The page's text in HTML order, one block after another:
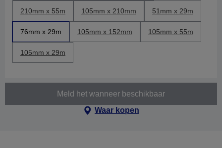
210mm x 55m 105mm x 210mm 51mm x 29m
76mm x 29m 105mm x 152mm 105mm x 55m
105mm x 29m
Meld het wanneer beschikbaar
Waar kopen